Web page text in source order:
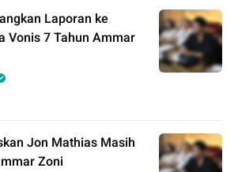
Laporan ke
Vonis 7 Tahun Ammar
Jon Mathias Masih
Zoni